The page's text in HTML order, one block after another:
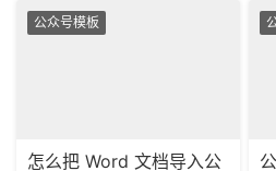
公众号模板
怎么把 Word 文档导入公